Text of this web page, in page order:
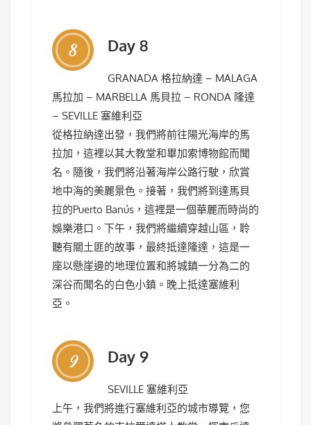
8 Day 8
GRANADA 格拉納達 – MALAGA
馬拉加 – MARBELLA 馬貝拉 – RONDA 隆達
– SEVILLE 塞維利亞
從格拉納達出發，我們將前往陽光海岸的馬
拉加，這裡以其大教堂和畢加索博物館而聞
名。隨後，我們將沿著海岸公路行駛，欣賞
地中海的美麗景色。接著，我們將到達馬貝
拉的Puerto Banús，這裡是一個華麗而時尚的
娛樂港口。下午，我們將繼續穿越山區，聆
聽有關土匪的故事，最終抵達隆達，這是一
座以懸崖邊的地理位置和將城鎮一分為二的
深谷而聞名的白色小鎮。晚上抵達塞維利
亞。
9 Day 9
SEVILLE 塞維利亞
上午，我們將進行塞維利亞的城市導覽，您